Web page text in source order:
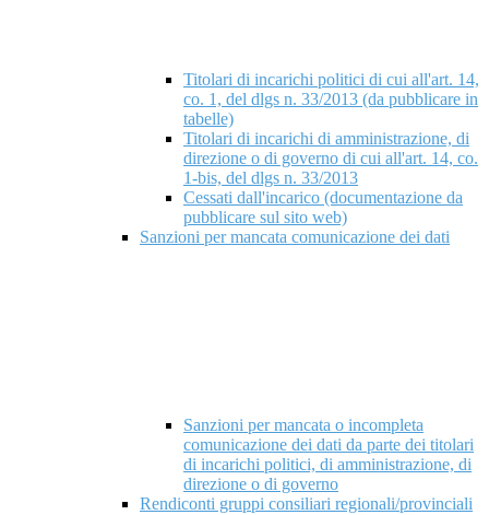
Titolari di incarichi politici di cui all'art. 14,
co. 1, del dlgs n. 33/2013 (da pubblicare in
tabelle)
Titolari di incarichi di amministrazione, di
direzione o di governo di cui all'art. 14, co.
1-bis, del dlgs n. 33/2013
Cessati dall'incarico (documentazione da
pubblicare sul sito web)
Sanzioni per mancata comunicazione dei dati
Sanzioni per mancata o incompleta
comunicazione dei dati da parte dei titolari
di incarichi politici, di amministrazione, di
direzione o di governo
Rendiconti gruppi consiliari regionali/provinciali